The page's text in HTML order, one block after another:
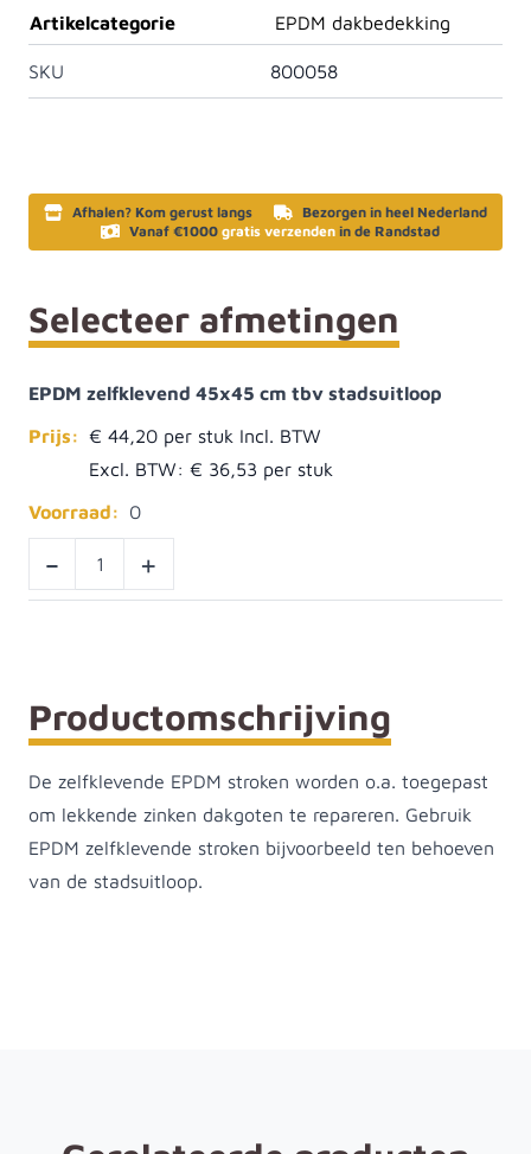
Artikelcategorie
EPDM dakbedekking
SKU 800058
Afhalen? Kom gerust langs
Bezorgen in heel Nederland
Vanaf €1000 gratis verzenden in de Randstad
Selecteer afmetingen
EPDM zelfklevend 45x45 cm tbv stadsuitloop
Prijs: € 44,20
Excl. BTW: € 36,53
Voorraad:
0
- +
Productomschrijving
De zelfklevende EPDM stroken worden o.a. toegepast
om lekkende zinken dakgoten te repareren. Gebruik
EPDM zelfklevende stroken bijvoorbeeld ten behoeven
van de stadsuitloop.